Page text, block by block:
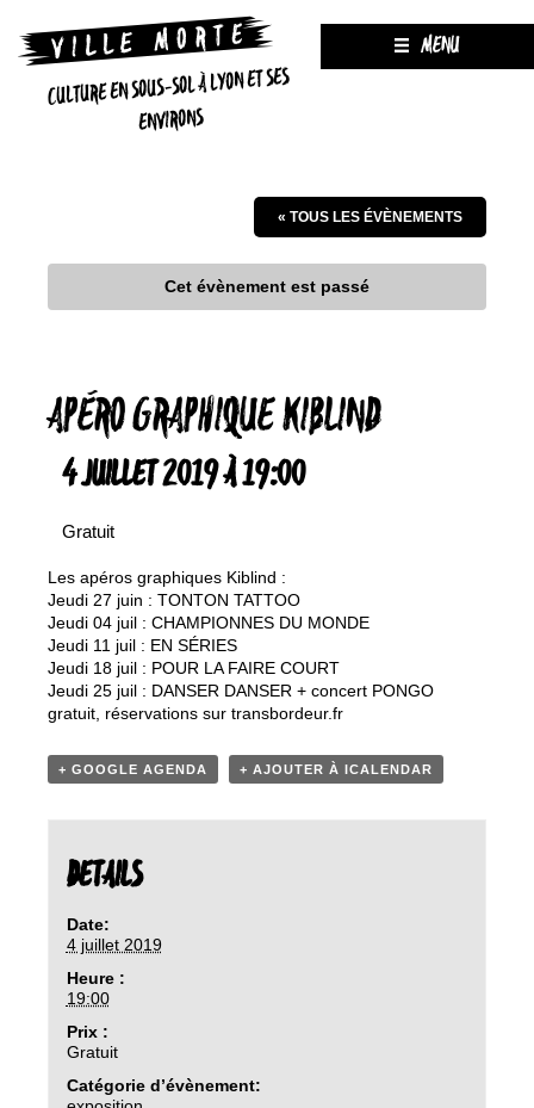
CULTURE EN SOUS-SOL À LYON ET SES
ENVIRONS
MENU
« TOUS LES ÉVÈNEMENTS
Cet évènement est passé
APÉRO GRAPHIQUE KIBLIND
4 JUILLET 2019 À 19:00
Gratuit
Les apéros graphiques Kiblind :
Jeudi 27 juin : TONTON TATTOO
Jeudi 04 juil : CHAMPIONNES DU MONDE
Jeudi 11 juil : EN SÉRIES
Jeudi 18 juil : POUR LA FAIRE COURT
Jeudi 25 juil : DANSER DANSER + concert PONGO
gratuit, réservations sur transbordeur.fr
+ GOOGLE AGENDA + AJOUTER À ICALENDAR
DETAILS
Date:
4 juillet 2019
Heure :
19:00
Prix :
Gratuit
Catégorie d’évènement: